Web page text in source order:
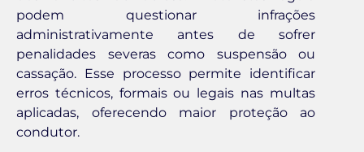
podem questionar infrações
administrativamente antes de sofrer
penalidades severas como suspensão ou
cassação. Esse processo permite identificar
erros técnicos, formais ou legais nas multas
aplicadas, oferecendo maior proteção ao
condutor.